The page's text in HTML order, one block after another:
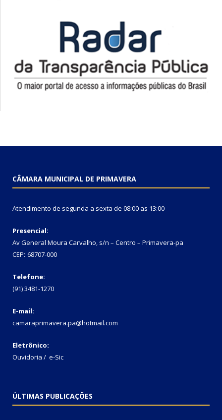
CÂMARA MUNICIPAL DE PRIMAVERA
Atendimento de segunda a sexta de 08:00 as 13:00
Presencial:
Av General Moura Carvalho, s/n – Centro – Primavera-pa
CEP: 68707-000
Telefone:
(91) 3481-1270
E-mail:
camaraprimavera.pa@hotmail.com
Eletrônico:
Ouvidoria / e-Sic
ÚLTIMAS PUBLICAÇÕES